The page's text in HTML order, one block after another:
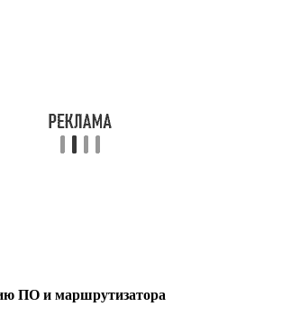
ПО и маршрутизатора